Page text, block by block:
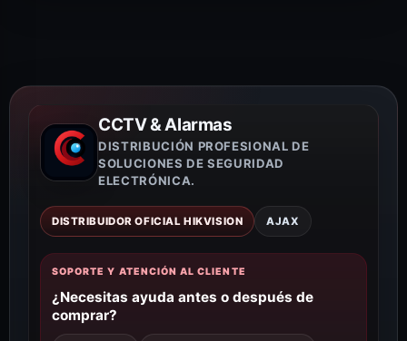
CCTV & Alarmas
DISTRIBUCIÓN PROFESIONAL DE
SOLUCIONES DE SEGURIDAD
ELECTRÓNICA.
DISTRIBUIDOR OFICIAL HIKVISION AJAX
SOPORTE Y ATENCIÓN AL CLIENTE
¿Necesitas ayuda antes o después de
comprar?